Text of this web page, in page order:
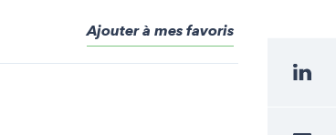
Ajouter à mes favoris